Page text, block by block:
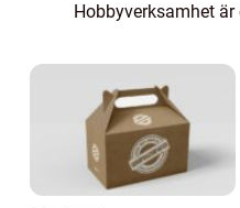
Hobbyverksamhet
alla samhällsskikt
kommer ...